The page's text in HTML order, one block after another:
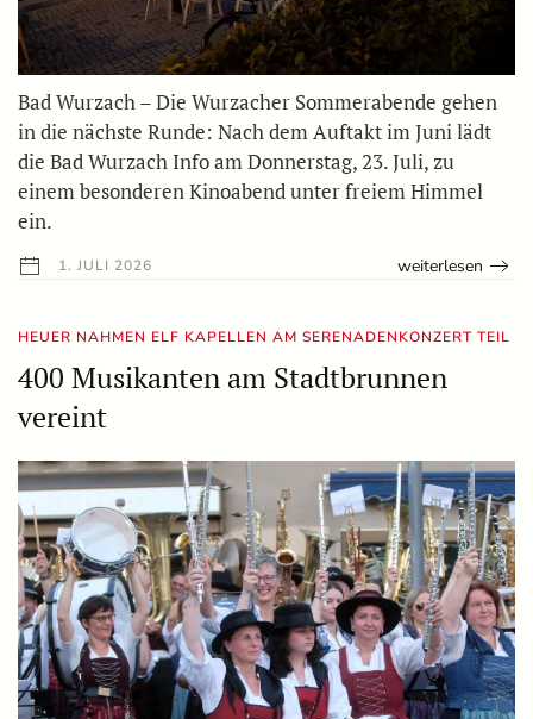
Bad Wurzach – Die Wurzacher Sommerabende gehen
in die nächste Runde: Nach dem Auftakt im Juni lädt
die Bad Wurzach Info am Donnerstag, 23. Juli, zu
einem besonderen Kinoabend unter freiem Himmel
ein.
1. JULI 2026 weiterlesen
HEUER NAHMEN ELF KAPELLEN AM SERENADENKONZERT TEIL
400 Musikanten am Stadtbrunnen
vereint